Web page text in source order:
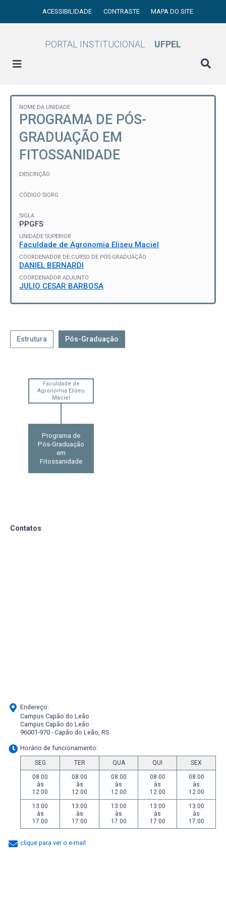
ACESSIBILIDADE CONTRASTE MAPA DO SITE
PORTAL INSTITUCIONAL UFPEL
NOME DA UNIDADE
PROGRAMA DE PÓS-
GRADUAÇÃO EM
FITOSSANIDADE
DESCRIÇÃO
CÓDIGO SIORG
SIGLA
PPGFS
UNIDADE SUPERIOR
Faculdade de Agronomia Eliseu Maciel
COORDENADOR DE CURSO DE PÓS-GRADUAÇÃO
DANIEL BERNARDI
COORDENADOR ADJUNTO
JULIO CESAR BARBOSA
Estrutura Pós-Graduação
Faculdade de
Agronomia Eliseu
Maciel
Programa de
Pós-Graduação
em
Fitossanidade
Contatos
Endereço:
Campus Capão do Leão
Campus Capão do Leão
96001-970 - Capão do Leão, RS
Horário de funcionamento:
SEG TER QUA QUI
SEX
08:00
às
12:00
08:00
às
12:00
08:00
às
12:00
08:00
às
12:00
08:00
às
12:00
13:00
às
17:00
13:00
às
17:00
13:00
às
17:00
13:00
às
17:00
13:00
às
17:00
clique para ver o e-mail